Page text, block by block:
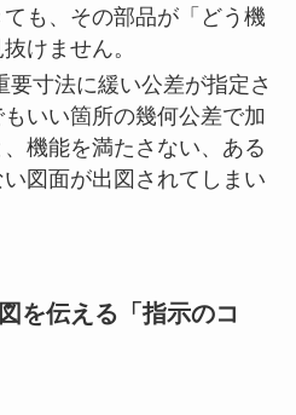
も、その部品が「どう機
けません。
要寸法に緩い公差が指定さ
いい箇所の幾何公差で加
機能を満たさない、ある
図面が出図されてしまい
を伝える「指示のコ